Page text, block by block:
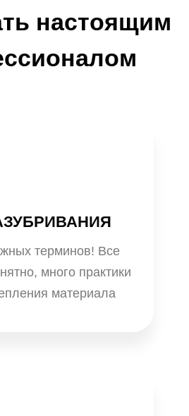
настоящим
терминов! Все
много практики
материала